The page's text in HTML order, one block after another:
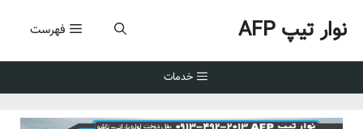
نوار تیپ AFP فهرست
خدمات